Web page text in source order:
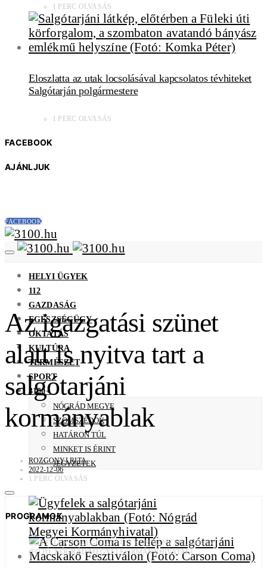
1 PERC OLVASÁS
Eloszlatta az utak locsolásával kapcsolatos tévhiteket
Salgótarján polgármestere
1 PERC OLVASÁS
FACEBOOK
AJÁNLJUK
FACEBOOK
HELYI ÜGYEK
112
GAZDASÁG
EGÉSZSÉGÜGY
OKTATÁS
KULTÚRA
TERMÉSZET
SPORT
3100+
NÓGRÁD MEGYE
SZOMSZÉDOK
HATÁRON TÚL
MINKET IS ÉRINT
JEGYZETEK
PROGRAMOK
Az igazgatási szünet
alatt is nyitva tart a
salgótarjáni
kormányablak
ROZGONYI RITA
2022-12-06
1 PERC OLVASÁS
ÜGYFELEK A SALGÓTARJÁNI KORMÁNYABLAKBAN
(FOTÓ: NÓGRÁD MEGYEI KORMÁNYHIVATAL)